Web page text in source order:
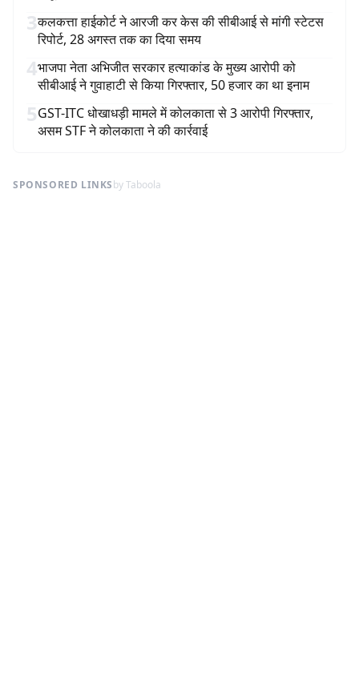
3कलकत्ता हाईकोर्ट ने आरजी कर केस की सीबीआई से मांगी स्टेटस
रिपोर्ट, 28 अगस्त तक का दिया समय
4भाजपा नेता अभिजीत सरकार हत्याकांड के मुख्य आरोपी को
सीबीआई ने गुवाहाटी से किया गिरफ्तार, 50 हजार का था इनाम
5GST-ITC धोखाधड़ी मामले में कोलकाता से 3 आरोपी गिरफ्तार,
असम STF ने कोलकाता ने की कार्रवाई
SPONSORED LINKSby Taboola